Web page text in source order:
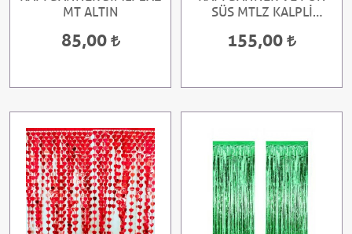
MT ALTIN
85,00
SÜS MTLZ KALPLİ
155,00